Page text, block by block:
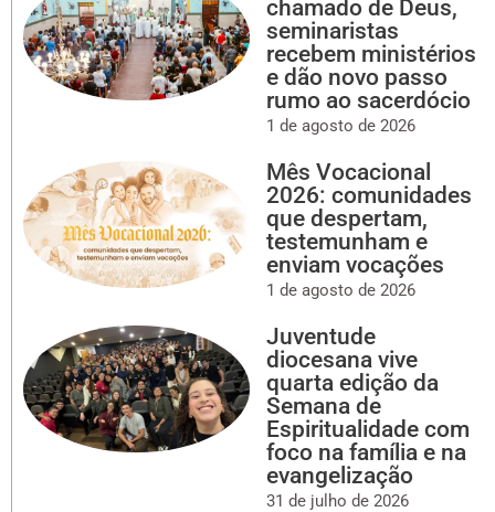
chamado de Deus,
seminaristas
recebem ministérios
e dão novo passo
rumo ao sacerdócio
1 de agosto de 2026
Mês Vocacional
2026: comunidades
que despertam,
testemunham e
enviam vocações
1 de agosto de 2026
Juventude
diocesana vive
quarta edição da
Semana de
Espiritualidade com
foco na família e na
evangelização
31 de julho de 2026